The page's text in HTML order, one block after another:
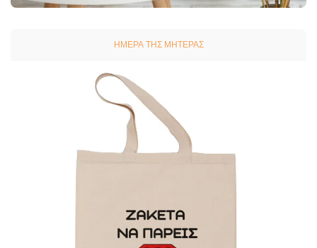
ΗΜΈΡΑ ΤΗΣ ΜΗΤΈΡΑΣ